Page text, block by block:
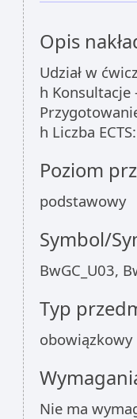
Opis
Udział w
h
h Liczba
Poziom
podstawowy
Symbol/
BwGC_U03,
Typ
obowiązkowy
Nie ma